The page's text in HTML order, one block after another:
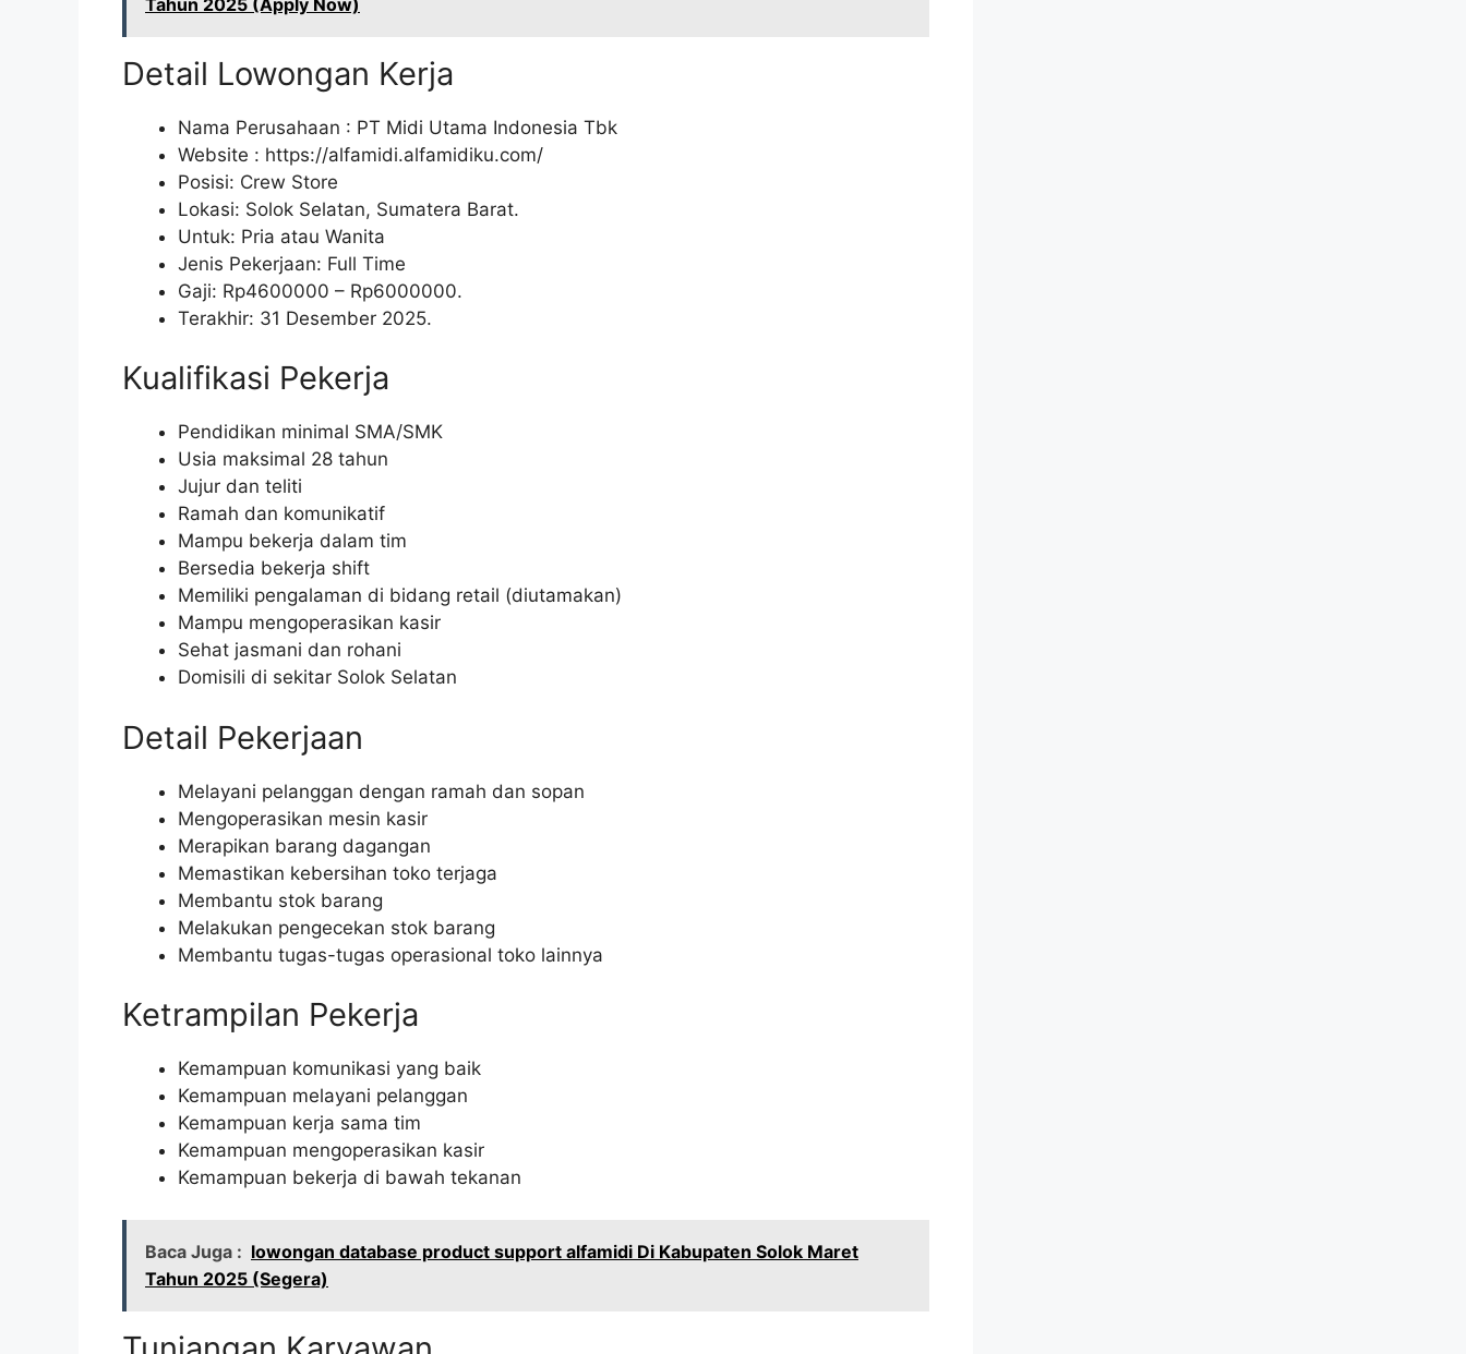
Detail Lowongan Kerja
Nama Perusahaan : PT Midi Utama Indonesia Tbk
Website : https://alfamidi.alfamidiku.com/
Posisi: Crew Store
Lokasi: Solok Selatan, Sumatera Barat.
Untuk: Pria atau Wanita
Jenis Pekerjaan: Full Time
Gaji: Rp4600000 – Rp6000000.
Terakhir: 31 Desember 2025.
Kualifikasi Pekerja
Pendidikan minimal SMA/SMK
Usia maksimal 28 tahun
Jujur dan teliti
Ramah dan komunikatif
Mampu bekerja dalam tim
Bersedia bekerja shift
Memiliki pengalaman di bidang retail (diutamakan)
Mampu mengoperasikan kasir
Sehat jasmani dan rohani
Domisili di sekitar Solok Selatan
Detail Pekerjaan
Melayani pelanggan dengan ramah dan sopan
Mengoperasikan mesin kasir
Merapikan barang dagangan
Memastikan kebersihan toko terjaga
Membantu stok barang
Melakukan pengecekan stok barang
Membantu tugas-tugas operasional toko lainnya
Ketrampilan Pekerja
Kemampuan komunikasi yang baik
Kemampuan melayani pelanggan
Kemampuan kerja sama tim
Kemampuan mengoperasikan kasir
Kemampuan bekerja di bawah tekanan
Baca Juga : lowongan database product support alfamidi Di Kabupaten Solok Maret
Tahun 2025 (Segera)